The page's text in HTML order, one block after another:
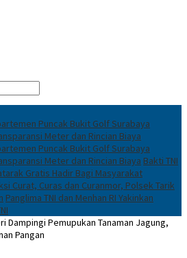
Puncak Bukit Golf Surabaya
Meter dan Rincian Biaya
Puncak Bukit Golf Surabaya
Meter dan Rincian Biaya Bakti TNI
Gratis Hadir Bagi Masyarakat
Curat, Curas dan Curanmor, Polsek Tarik
Panglima TNI dan Menhan RI Yakinkan
Dampingi Pemupukan Tanaman Jagung,
Pangan